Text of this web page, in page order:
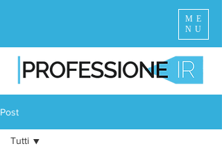
ME
NU
Post
Tutti